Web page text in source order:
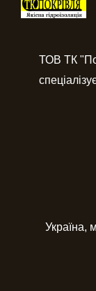
ТОВ ТК
Україна,